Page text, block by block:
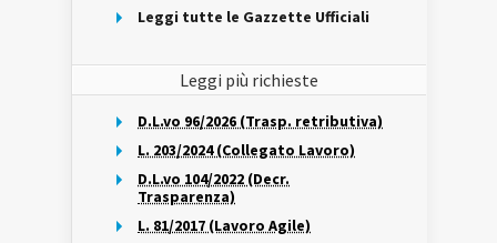
Leggi tutte le Gazzette Ufficiali
Leggi più richieste
D.L.vo 96/2026 (Trasp. retributiva)
L. 203/2024 (Collegato Lavoro)
D.L.vo 104/2022 (Decr.
Trasparenza)
L. 81/2017 (Lavoro Agile)